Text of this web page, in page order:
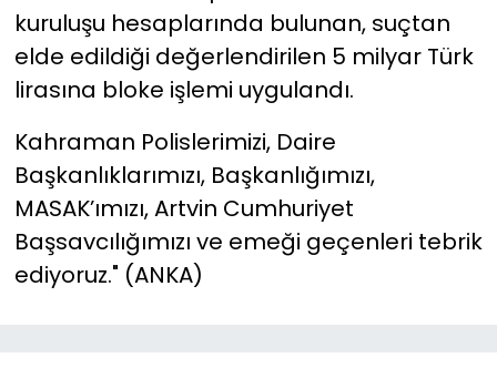
kuruluşu hesaplarında bulunan, suçtan
elde edildiği değerlendirilen 5 milyar Türk
lirasına bloke işlemi uygulandı.
Kahraman Polislerimizi, Daire
Başkanlıklarımızı, Başkanlığımızı,
MASAK’ımızı, Artvin Cumhuriyet
Başsavcılığımızı ve emeği geçenleri tebrik
ediyoruz." (ANKA)